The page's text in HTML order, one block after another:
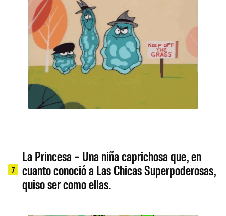
7
La Princesa – Una niña caprichosa que, en
cuanto conoció a Las Chicas Superpoderosas,
quiso ser como ellas.